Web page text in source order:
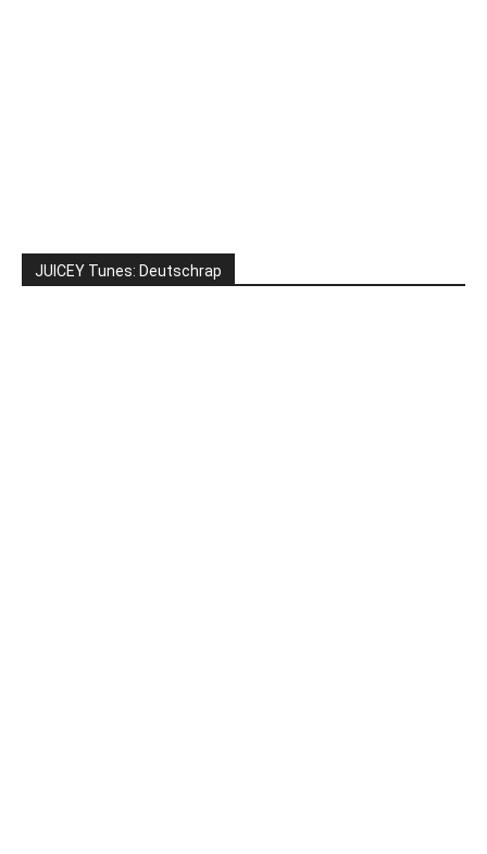
JUICEY Tunes: Deutschrap